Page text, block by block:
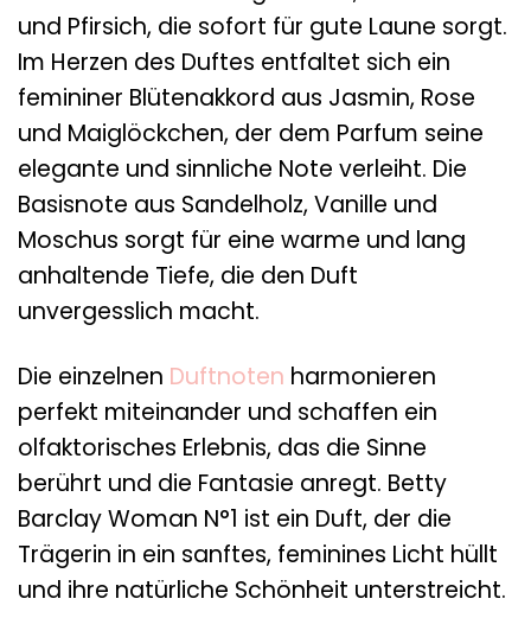
und Pfirsich, die sofort für gute Laune sorgt.
Im Herzen des Duftes entfaltet sich ein
femininer Blütenakkord aus Jasmin, Rose
und Maiglöckchen, der dem Parfum seine
elegante und sinnliche Note verleiht. Die
Basisnote aus Sandelholz, Vanille und
Moschus sorgt für eine warme und lang
anhaltende Tiefe, die den Duft
unvergesslich macht.
Die einzelnen Duftnoten harmonieren
perfekt miteinander und schaffen ein
olfaktorisches Erlebnis, das die Sinne
berührt und die Fantasie anregt. Betty
Barclay Woman N°1 ist ein Duft, der die
Trägerin in ein sanftes, feminines Licht hüllt
und ihre natürliche Schönheit unterstreicht.